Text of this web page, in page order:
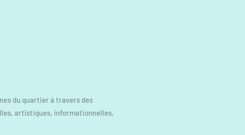
du quartier à travers des
artistiques, informationnelles,